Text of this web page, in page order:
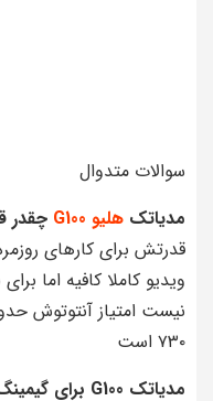
سوالات متدوال
مدیاتک هلیو G100
چقدر
قدرتش برای کارهای
ویدیو کاملا کافیه اما
۷۳۰ است
مدیاتک G100 برای گیمینگ خوبه؟